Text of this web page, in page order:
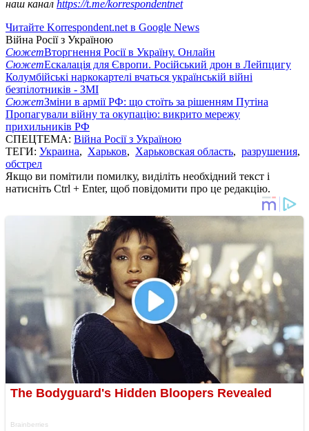
наш канал https://t.me/korrespondentnet
Читайте Korrespondent.net в Google News
Війна Росії з Україною
СюжетВторгнення Росії в Україну. Онлайн
СюжетЕскалація для Європи. Російський дрон в Лейпцигу
Колумбійські наркокартелі вчаться українській війні
безпілотників - ЗМІ
СюжетЗміни в армії РФ: що стоїть за рішенням Путіна
Пропагували війну та окупацію: викрито мережу
прихильників РФ
СПЕЦТЕМА: Війна Росії з Україною
ТЕГИ: Украина, Харьков, Харьковская область, разрушения,
обстрел
Якщо ви помітили помилку, виділіть необхідний текст і
натисніть Ctrl + Enter, щоб повідомити про це редакцію.